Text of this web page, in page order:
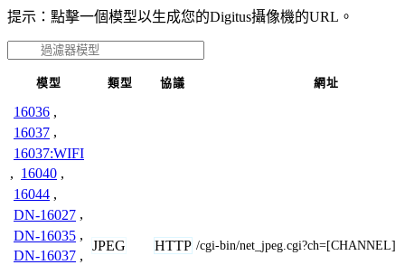
提示：點擊一個模型以生成您的Digitus攝像機的URL。
模型 類型 協議 網址
16036 ,
16037 ,
16037:WIFI
, 16040 ,
16044 ,
DN-16027 ,
DN-16035 ,
DN-16037 ,
JPEG HTTP /cgi-bin/net_jpeg.cgi?ch=[CHANNEL]